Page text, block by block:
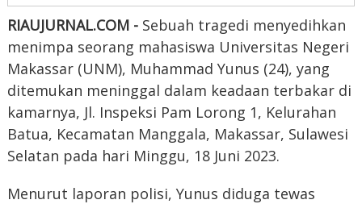
RIAUJURNAL.COM - Sebuah tragedi menyedihkan
menimpa seorang mahasiswa Universitas Negeri
Makassar (UNM), Muhammad Yunus (24), yang
ditemukan meninggal dalam keadaan terbakar di
kamarnya, Jl. Inspeksi Pam Lorong 1, Kelurahan
Batua, Kecamatan Manggala, Makassar, Sulawesi
Selatan pada hari Minggu, 18 Juni 2023.
Menurut laporan polisi, Yunus diduga tewas